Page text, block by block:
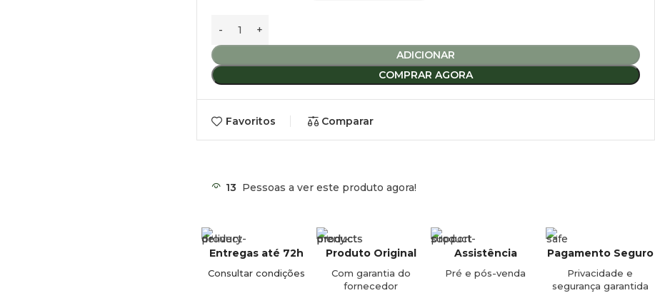
ADICIONAR
COMPRAR AGORA
Favoritos Comparar
13 Pessoas a ver este produto agora!
Entregas até 72h
Consultar condições
Produto Original
Com garantia do
fornecedor
Assistência
Pré e pós-venda
Pagamento Seguro
Privacidade e
segurança garantida